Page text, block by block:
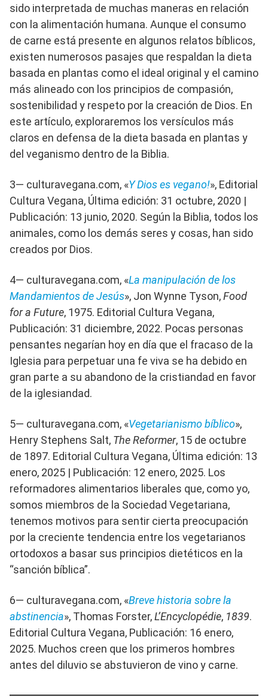
sido interpretada de muchas maneras en relación
con la alimentación humana. Aunque el consumo
de carne está presente en algunos relatos bíblicos,
existen numerosos pasajes que respaldan la dieta
basada en plantas como el ideal original y el camino
más alineado con los principios de compasión,
sostenibilidad y respeto por la creación de Dios. En
este artículo, exploraremos los versículos más
claros en defensa de la dieta basada en plantas y
del veganismo dentro de la Biblia.
3— culturavegana.com, «Y Dios es vegano!», Editorial
Cultura Vegana, Última edición: 31 octubre, 2020 |
Publicación: 13 junio, 2020. Según la Biblia, todos los
animales, como los demás seres y cosas, han sido
creados por Dios.
4— culturavegana.com, «La manipulación de los
Mandamientos de Jesús», Jon Wynne Tyson,Food
for a Future, 1975. Editorial Cultura Vegana,
Publicación: 31 diciembre, 2022. Pocas personas
pensantes negarían hoy en día que el fracaso de la
Iglesia para perpetuar una fe viva se ha debido en
gran parte a su abandono de la cristiandad en favor
de la iglesiandad.
5— culturavegana.com, «Vegetarianismo bíblico»,
Henry Stephens Salt, The Reformer, 15 de octubre
de 1897. Editorial Cultura Vegana, Última edición: 13
enero, 2025 | Publicación: 12 enero, 2025. Los
reformadores alimentarios liberales que, como yo,
somos miembros de la Sociedad Vegetariana,
tenemos motivos para sentir cierta preocupación
por la creciente tendencia entre los vegetarianos
ortodoxos a basar sus principios dietéticos en la
“sanción bíblica”.
6— culturavegana.com, «Breve historia sobre la
abstinencia», Thomas Forster,L’Encyclopédie, 1839.
Editorial Cultura Vegana, Publicación: 16 enero,
2025. Muchos creen que los primeros hombres
antes del diluvio se abstuvieron de vino y carne.